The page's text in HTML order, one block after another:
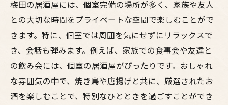
梅田の居酒屋には、個室完備の場所が多く、家族や友人
との大切な時間をプライベートな空間で楽しむことがで
きます。特に、個室では周囲を気にせずにリラックスで
き、会話も弾みます。例えば、家族での食事会や友達と
の飲み会には、個室の居酒屋がぴったりです。おしゃれ
な雰囲気の中で、焼き鳥や唐揚げと共に、厳選されたお
酒を楽しむことで、特別なひとときを過ごすことができ